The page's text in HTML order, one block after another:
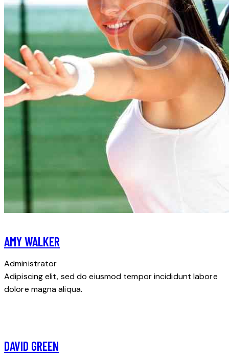
AMY WALKER
Administrator
Adipiscing elit, sed do eiusmod tempor incididunt labore
dolore magna aliqua.
DAVID GREEN